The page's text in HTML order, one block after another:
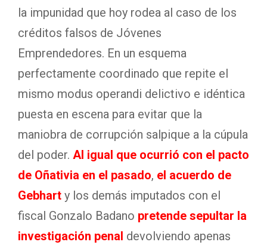
la impunidad que hoy rodea al caso de los
créditos falsos de Jóvenes
Emprendedores. En un esquema
perfectamente coordinado que repite el
mismo modus operandi delictivo e idéntica
puesta en escena para evitar que la
maniobra de corrupción salpique a la cúpula
del poder. Al igual que ocurrió con el pacto
de Oñativia en el pasado, el acuerdo de
Gebhart y los demás imputados con el
fiscal Gonzalo Badano pretende sepultar la
investigación penal devolviendo apenas